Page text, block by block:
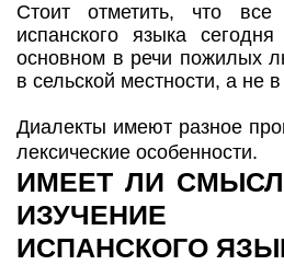
Стоит отметить, что все
испанского языка
основном в речи пожилых
в сельской местности, а не
Диалекты имеют разное
лексические особенности.
ИМЕЕТ ЛИ
ИЗУЧЕНИЕ
ИСПАНСКОГО